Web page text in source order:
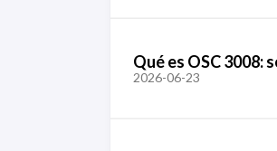
Qué es OSC 3008:
2026-06-23